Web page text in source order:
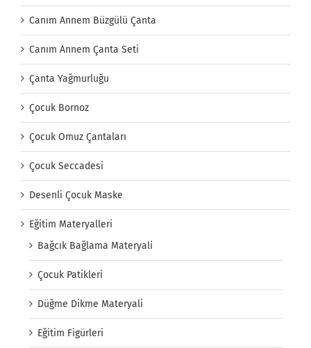
Canım Annem Büzgülü Çanta
Canım Annem Çanta Seti
Çanta Yağmurluğu
Çocuk Bornoz
Çocuk Omuz Çantaları
Çocuk Seccadesi
Desenli Çocuk Maske
Eğitim Materyalleri
Bağcık Bağlama Materyali
Çocuk Patikleri
Düğme Dikme Materyali
Eğitim Figürleri